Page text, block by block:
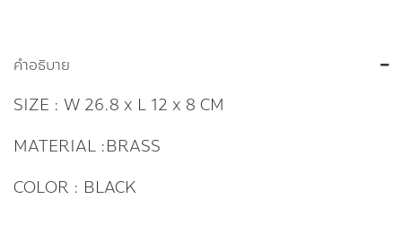
คำอธิบาย
SIZE : W 26.8 x L 12 x 8 CM
MATERIAL :BRASS
COLOR : BLACK